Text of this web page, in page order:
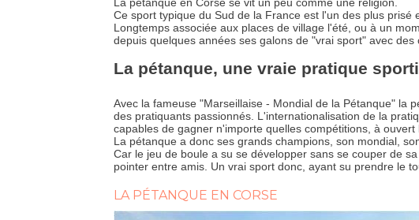
Ce sport typique du Sud de la France est l'un des plus prisé
Longtemps associée aux places de village l'été, ou à un
depuis quelques années ses galons de "vrai sport" avec des
La pétanque, une vraie pratique
Avec la fameuse "Marseillaise - Mondial de la Pétanque" la
des pratiquants passionnés. L'internationalisation de la
capables de gagner n'importe quelles compétitions, à
La pétanque a donc ses grands champions, son mondial,
Car le jeu de boule a su se développer sans se couper de
pointer entre amis. Un vrai sport donc, ayant su prendre le
LA PÉTANQUE EN CORSE